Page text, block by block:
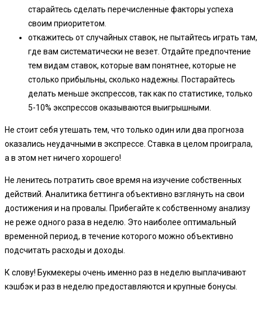
старайтесь сделать перечисленные факторы успеха
своим приоритетом.
откажитесь от случайных ставок, не пытайтесь играть там,
где вам систематически не везет. Отдайте предпочтение
тем видам ставок, которые вам понятнее, которые не
столько прибыльны, сколько надежны. Постарайтесь
делать меньше экспрессов, так как по статистике, только
5-10% экспрессов оказываются выигрышными.
Не стоит себя утешать тем, что только один или два прогноза
оказались неудачными в экспрессе. Ставка в целом проиграла,
а в этом нет ничего хорошего!
Не ленитесь потратить свое время на изучение собственных
действий. Аналитика беттинга объективно взглянуть на свои
достижения и на провалы. Прибегайте к собственному анализу
не реже одного раза в неделю. Это наиболее оптимальный
временной период, в течение которого можно объективно
подсчитать расходы и доходы.
К слову! Букмекеры очень именно раз в неделю выплачивают
кэшбэк и раз в неделю предоставляются и крупные бонусы.